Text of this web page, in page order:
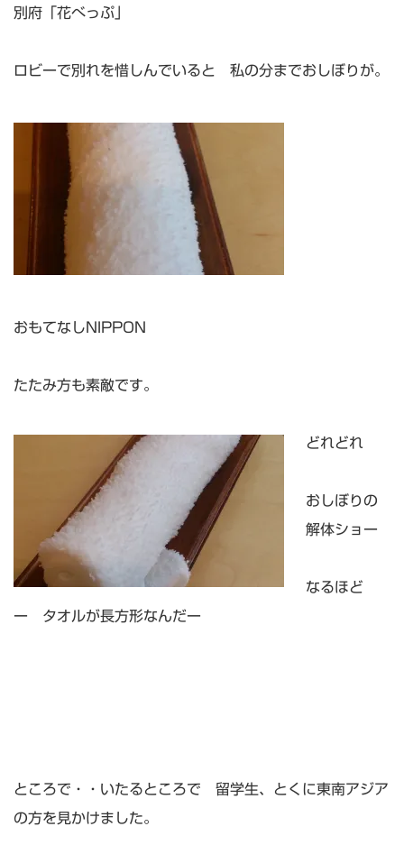
別府「花べっぷ」
ロビーで別れを惜しんでいると 私の分までおしぼりが。
おもてなしNIPPON
たたみ方も素敵です。
どれどれ
おしぼりの
解体ショー
なるほど
ー タオルが長方形なんだー
ところで・・いたるところで 留学生、とくに東南アジア
の方を見かけました。